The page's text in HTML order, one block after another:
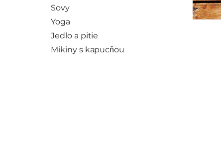
Sovy
Yoga
Jedlo a pitie
Mikiny s kapucňou